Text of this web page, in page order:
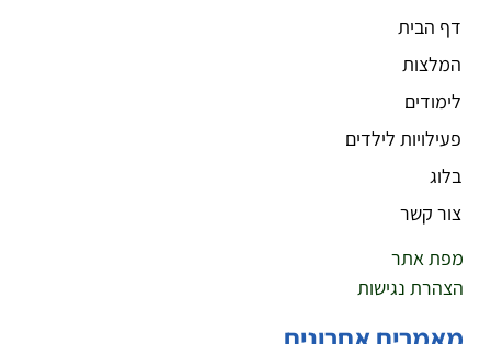
דף הבית
המלצות
לימודים
פעילויות לילדים
בלוג
צור קשר
מפת אתר
הצהרת נגישות